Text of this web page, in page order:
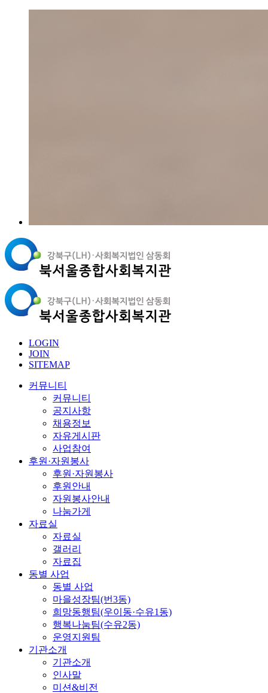
LOGIN
JOIN
SITEMAP
커뮤니티
커뮤니티
공지사항
채용정보
자유게시판
사업참여
후원·자원봉사
후원·자원봉사
후원안내
자원봉사안내
나눔가게
자료실
자료실
갤러리
자료집
동별 사업
동별 사업
마을성장팀(번3동)
희망동행팀(우이동·수유1동)
행복나눔팀(수유2동)
운영지원팀
기관소개
기관소개
인사말
미션&비전